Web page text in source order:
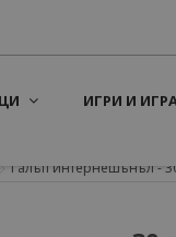
ИГРИ И
Галъп интернешънъл -